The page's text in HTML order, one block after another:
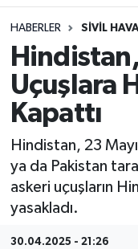
HABERLER SIVIL
Uçuşlara
Kapattı
Hindistan, 23
ya da Pakistan
askeri uçuşların
yasakladı.
30.04.2025 - 21:26